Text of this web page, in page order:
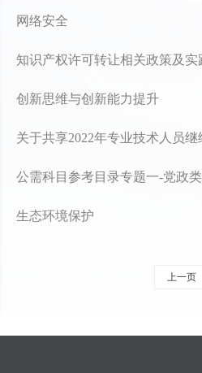
网络安全
知识产权许可转让相关政策及实
创新思维与创新能力提升
关于共享2022年专业技术人员
公需科目参考目录专题一-党政
生态环境保护
上一页